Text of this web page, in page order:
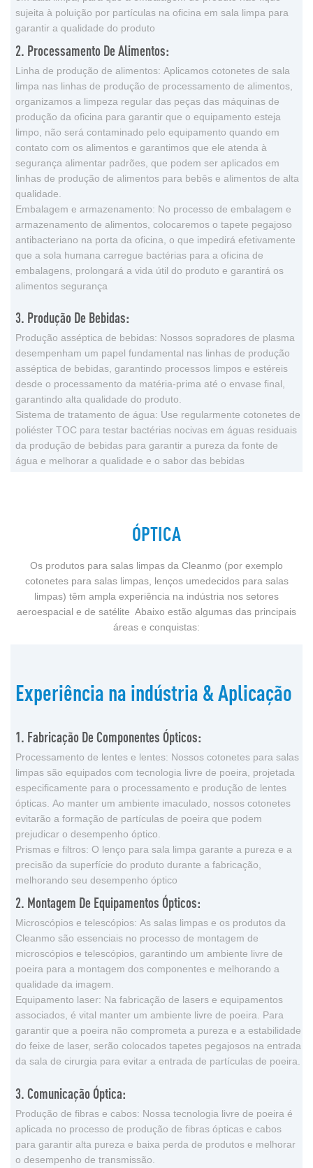
sujeita à poluição por partículas na oficina em sala limpa para
garantir a qualidade do produto
2. Processamento De Alimentos:
Linha de produção de alimentos: Aplicamos cotonetes de sala
limpa nas linhas de produção de processamento de alimentos,
organizamos a limpeza regular das peças das máquinas de
produção da oficina para garantir que o equipamento esteja
limpo, não será contaminado pelo equipamento quando em
contato com os alimentos e garantimos que ele atenda à
segurança alimentar padrões, que podem ser aplicados em
linhas de produção de alimentos para bebês e alimentos de alta
qualidade.
Embalagem e armazenamento: No processo de embalagem e
armazenamento de alimentos, colocaremos o tapete pegajoso
antibacteriano na porta da oficina, o que impedirá efetivamente
que a sola humana carregue bactérias para a oficina de
embalagens, prolongará a vida útil do produto e garantirá os
alimentos segurança
3. Produção De Bebidas:
Produção asséptica de bebidas: Nossos sopradores de plasma
desempenham um papel fundamental nas linhas de produção
asséptica de bebidas, garantindo processos limpos e estéreis
desde o processamento da matéria-prima até o envase final,
garantindo alta qualidade do produto.
Sistema de tratamento de água: Use regularmente cotonetes de
poliéster TOC para testar bactérias nocivas em águas residuais
da produção de bebidas para garantir a pureza da fonte de
água e melhorar a qualidade e o sabor das bebidas
ÓPTICA
Os produtos para salas limpas da Cleanmo (por exemplo
cotonetes para salas limpas, lenços umedecidos para salas
limpas) têm ampla experiência na indústria nos setores
aeroespacial e de satélite Abaixo estão algumas das principais
áreas e conquistas:
Experiência na indústria & Aplicação
1. Fabricação De Componentes Ópticos:
Processamento de lentes e lentes: Nossos cotonetes para salas
limpas são equipados com tecnologia livre de poeira, projetada
especificamente para o processamento e produção de lentes
ópticas. Ao manter um ambiente imaculado, nossos cotonetes
evitarão a formação de partículas de poeira que podem
prejudicar o desempenho óptico.
Prismas e filtros: O lenço para sala limpa garante a pureza e a
precisão da superfície do produto durante a fabricação,
melhorando seu desempenho óptico
2. Montagem De Equipamentos Ópticos:
Microscópios e telescópios: As salas limpas e os produtos da
Cleanmo são essenciais no processo de montagem de
microscópios e telescópios, garantindo um ambiente livre de
poeira para a montagem dos componentes e melhorando a
qualidade da imagem.
Equipamento laser: Na fabricação de lasers e equipamentos
associados, é vital manter um ambiente livre de poeira. Para
garantir que a poeira não comprometa a pureza e a estabilidade
do feixe de laser, serão colocados tapetes pegajosos na entrada
da sala de cirurgia para evitar a entrada de partículas de poeira.
3. Comunicação Óptica:
Produção de fibras e cabos: Nossa tecnologia livre de poeira é
aplicada no processo de produção de fibras ópticas e cabos
para garantir alta pureza e baixa perda de produtos e melhorar
o desempenho de transmissão.